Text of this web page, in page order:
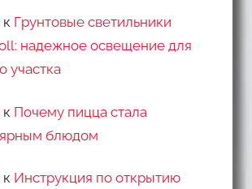
к Грунтовые светильники
надежное освещение для
участка
к Почему пицца стала
блюдом
к Инструкция по открытию